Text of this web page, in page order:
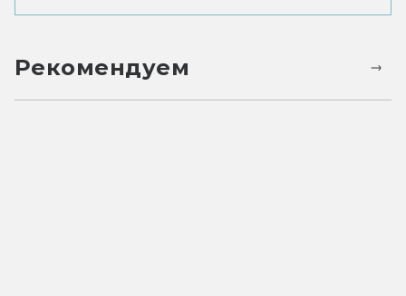
Рекомендуем